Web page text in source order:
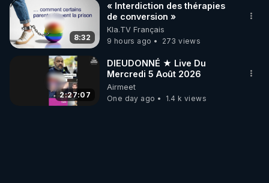
8:32
« Interdiction des thérapies
de conversion »
Kla.TV Français
9 hours ago
273 views
2:27:07
DIEUDONNÉ ★ Live Du
Mercredi 5 Août 2026
Airmeet
One day ago
1.4 k views